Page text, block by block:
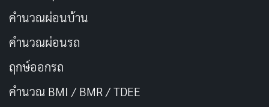
คำนวณผ่อนบ้าน
คำนวณผ่อนรถ
ฤกษ์ออกรถ
คำนวณ BMI / BMR / TDEE